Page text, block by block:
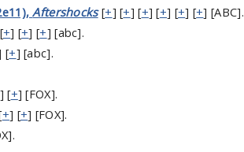
Aftershocks[+] [+] [+] [+] [+] [+] [ABC].
+] [+] [+] [abc].
[+] [abc].
] [+] [FOX].
+] [+] [FOX].